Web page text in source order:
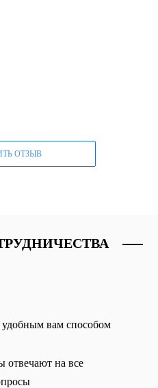
ОТЗЫВ
удобным вам способом
отвечают на все